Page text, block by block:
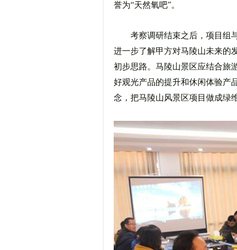
誉为“天然氧吧”。
考察调研结束之后，项目组
进一步了解甲方对马陵山未来的
初步思路。马陵山景区应结合旅
好观光产品的提升和休闲体验产
念，把马陵山风景区项目做成绿